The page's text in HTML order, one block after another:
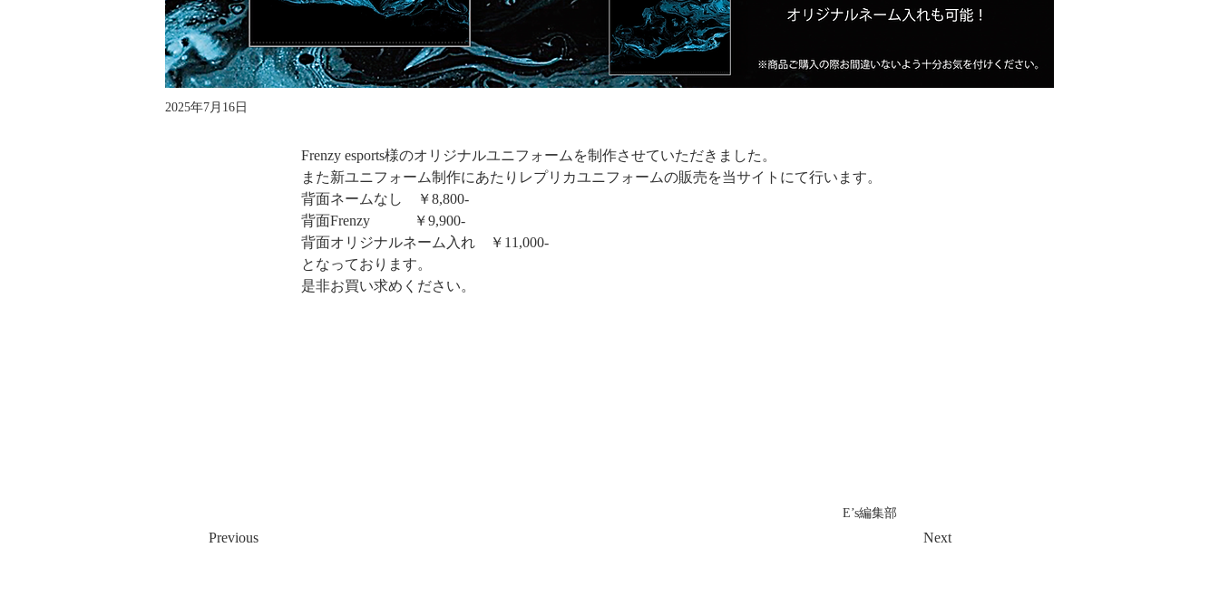
2025年7月16日
Frenzy esports様のオリジナルユニフォームを制作させていただきました。
また新ユニフォーム制作にあたりレプリカユニフォームの販売を当サイトにて行います。
背面ネームなし　￥8,800-
背面Frenzy　　    ￥9,900-
背面オリジナルネーム入れ　￥11,000-
となっております。
是非お買い求めください。
E’s編集部
Previous Next